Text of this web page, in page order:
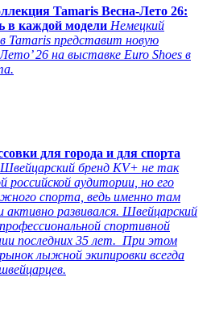
Tamaris Весна-Лето 26:
в каждой модели Немецкий
Tamaris представит новую
26 на выставке Euro Shoes в
для города и для спорта
Швейцарский бренд KV+ не так
российской аудитории, но его
спорта, ведь именно там
активно развивался. Швейцарский
спортивной
последних 35 лет. При этом
лыжной экипировки всегда